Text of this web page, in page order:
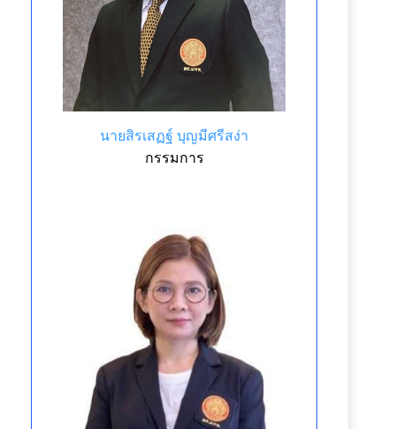
นายสิรเสฏฐ์ บุญมีศรีสง่า
กรรมการ